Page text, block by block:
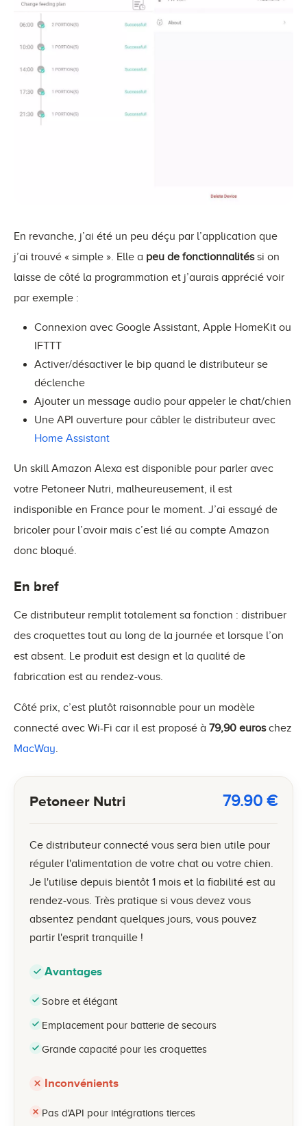
En revanche, j’ai été un peu déçu par l’application que
j’ai trouvé « simple ». Elle a peu de fonctionnalitéssi on
laisse de côté la programmation et j’aurais apprécié voir
par exemple :
Connexion avec Google Assistant, Apple HomeKit ou
IFTTT
Activer/désactiver le bip quand le distributeur se
déclenche
Ajouter un message audio pour appeler le chat/chien
Une API ouverture pour câbler le distributeur avec
Home Assistant
Un skill Amazon Alexa est disponible pour parler avec
votre Petoneer Nutri, malheureusement, il est
indisponible en France pour le moment. J’ai essayé de
bricoler pour l’avoir mais c’est lié au compte Amazon
donc bloqué.
En bref
Ce distributeur remplit totalement sa fonction : distribuer
des croquettes tout au long de la journée et lorsque l’on
est absent. Le produit est design et la qualité de
fabrication est au rendez-vous.
Côté prix, c’est plutôt raisonnable pour un modèle
connecté avec Wi-Fi car il est proposé à 79,90 euroschez
MacWay.
Petoneer Nutri 79.90 €
Ce distributeur connecté vous sera bien utile pour
réguler l'alimentation de votre chat ou votre chien.
Je l'utilise depuis bientôt 1 mois et la fiabilité est au
rendez-vous. Très pratique si vous devez vous
absentez pendant quelques jours, vous pouvez
partir l'esprit tranquille !
Avantages
Sobre et élégant
Emplacement pour batterie de secours
Grande capacité pour les croquettes
Inconvénients
Pas d'API pour intégrations tierces